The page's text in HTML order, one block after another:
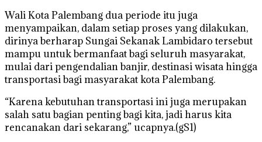
Wali Kota Palembang dua periode itu juga
menyampaikan, dalam setiap proses yang dilakukan,
dirinya berharap Sungai Sekanak Lambidaro tersebut
mampu untuk bermanfaat bagi seluruh masyarakat,
mulai dari pengendalian banjir, destinasi wisata hingga
transportasi bagi masyarakat kota Palembang.
“Karena kebutuhan transportasi ini juga merupakan
salah satu bagian penting bagi kita, jadi harus kita
rencanakan dari sekarang,” ucapnya.(gS1)